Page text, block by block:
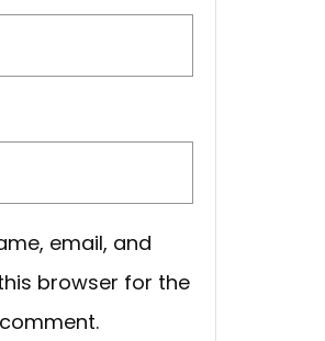
email, and
browser for the